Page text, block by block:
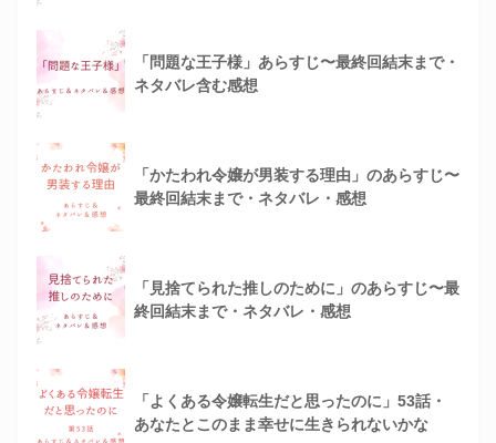
「問題な王子様」あらすじ〜最終回結末まで・
ネタバレ含む感想
「かたわれ令嬢が男装する理由」のあらすじ〜
最終回結末まで・ネタバレ・感想
「見捨てられた推しのために」のあらすじ〜最
終回結末まで・ネタバレ・感想
「よくある令嬢転生だと思ったのに」53話・
あなたとこのまま幸せに生きられないかな